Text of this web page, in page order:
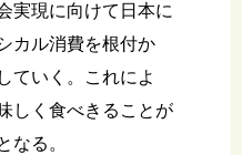
実現に向けて日本に
カル消費を根付か
ていく。これによ
しく食べきることが
なる。